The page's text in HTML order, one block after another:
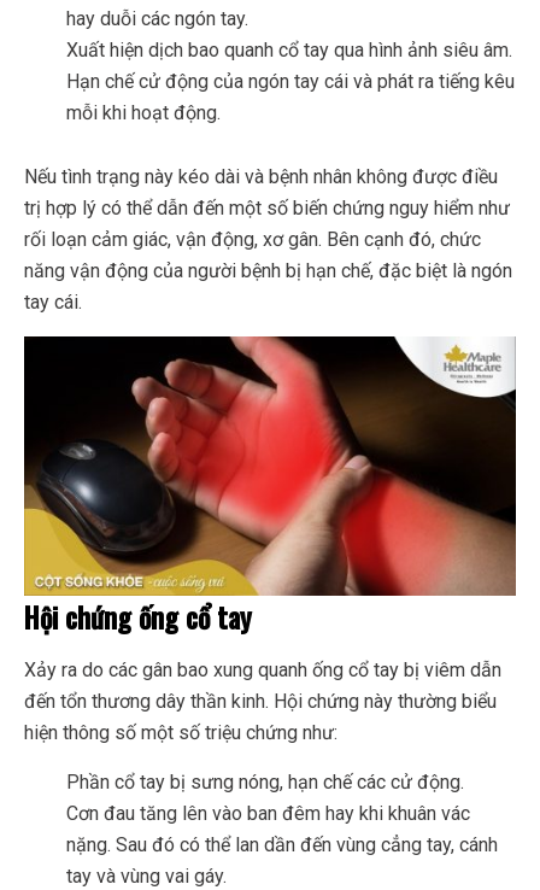
hay duỗi các ngón tay.
Xuất hiện dịch bao quanh cổ tay qua hình ảnh siêu âm.
Hạn chế cử động của ngón tay cái và phát ra tiếng kêu
mỗi khi hoạt động.
Nếu tình trạng này kéo dài và bệnh nhân không được điều
trị hợp lý có thể dẫn đến một số biến chứng nguy hiểm như
rối loạn cảm giác, vận động, xơ gân. Bên cạnh đó, chức
năng vận động của người bệnh bị hạn chế, đặc biệt là ngón
tay cái.
Hội chứng ống cổ tay
Xảy ra do các gân bao xung quanh ống cổ tay bị viêm dẫn
đến tổn thương dây thần kinh. Hội chứng này thường biểu
hiện thông số một số triệu chứng như:
Phần cổ tay bị sưng nóng, hạn chế các cử động.
Cơn đau tăng lên vào ban đêm hay khi khuân vác
nặng. Sau đó có thể lan dần đến vùng cẳng tay, cánh
tay và vùng vai gáy.